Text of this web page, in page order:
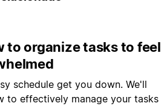
to organize tasks to feel
schedule get you down. We'll
to effectively manage your tasks